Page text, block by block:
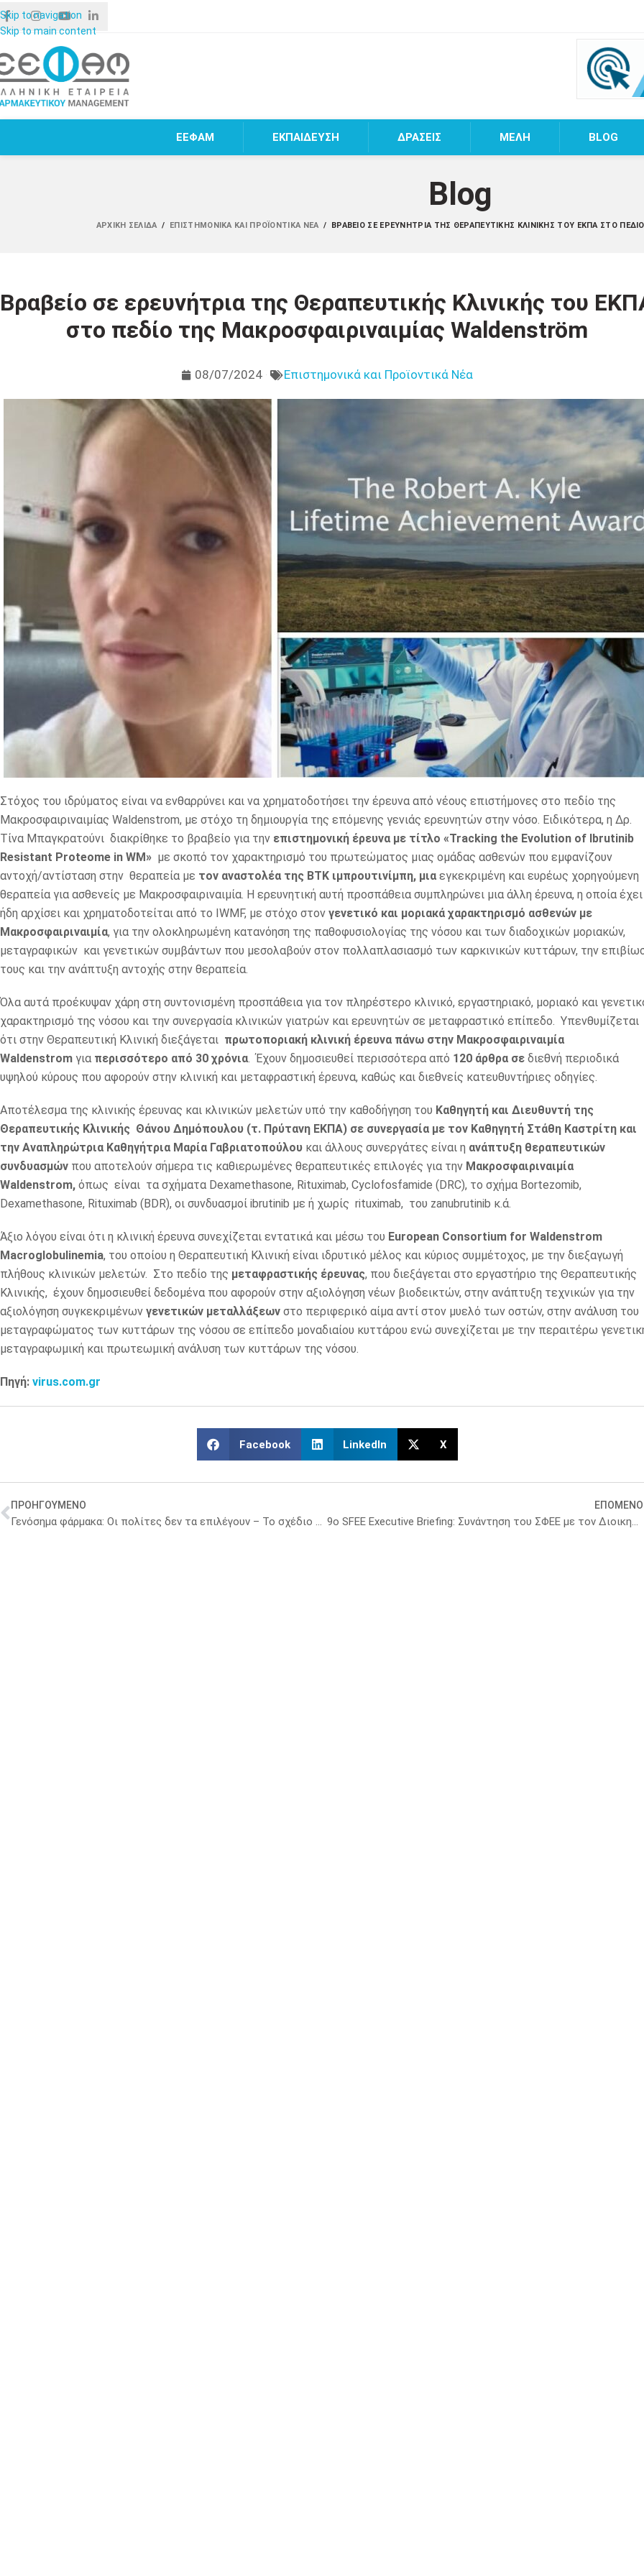
Skip to navigation
Skip to main content
ΕΕΦΑΜ ΕΚΠΑΙΔΕΥΣΗ ΔΡΑΣΕΙΣ MEΛΗ BLOG
Blog
ΑΡΧΙΚΉ ΣΕΛΊΔΑ / ΕΠΙΣΤΗΜΟΝΙΚΆ ΚΑΙ ΠΡΟΪΟΝΤΙΚΆ ΝΈΑ / ΒΡΑΒΕΊΟ ΣΕ ΕΡΕΥΝΉΤΡΙΑ ΤΗΣ ΘΕΡΑΠΕΥΤΙΚΉΣ ΚΛΙΝΙΚΉΣ ΤΟΥ ΕΚΠΑ ΣΤΟ
Βραβείο σε ερευνήτρια της Θεραπευτικής Κλινικής του
στο πεδίο της Μακροσφαιριναιμίας Waldenström
08/07/2024 Επιστημονικά και Προϊοντικά Νέα
Στόχος του ιδρύματος είναι να ενθαρρύνει και να χρηματοδοτήσει την έρευνα από νέους επιστήμονες στο πεδίο της
Μακροσφαιριναιμίας Waldenstrom, με στόχο τη δημιουργία της επόμενης γενιάς ερευνητών στην νόσο. Ειδικότερα, η Δρ.
Τίνα Μπαγκρατούνι διακρίθηκε το βραβείο για την επιστημονική έρευνα με τίτλο «Tracking the Evolution of Ibrutinib
Resistant Proteome in WM» με σκοπό τον χαρακτηρισμό του πρωτεώματος μιας ομάδας ασθενών που εμφανίζουν
αντοχή/αντίσταση στην θεραπεία με τον αναστολέα της BTK ιμπρουτινίμπη, μια εγκεκριμένη και ευρέως χορηγούμενη
θεραπεία για ασθενείς με Μακροσφαιριναιμία. Η ερευνητική αυτή προσπάθεια συμπληρώνει μια άλλη έρευνα, η οποία έχει
ήδη αρχίσει και χρηματοδοτείται από το IWMF, με στόχο στον γενετικό και μοριακά χαρακτηρισμό ασθενών με
Μακροσφαιριναιμία, για την ολοκληρωμένη κατανόηση της παθοφυσιολογίας της νόσου και των διαδοχικών μοριακών,
μεταγραφικών και γενετικών συμβάντων που μεσολαβούν στον πολλαπλασιασμό των καρκινικών κυττάρων, την
τους και την ανάπτυξη αντοχής στην θεραπεία.
Όλα αυτά προέκυψαν χάρη στη συντονισμένη προσπάθεια για τον πληρέστερο κλινικό, εργαστηριακό, μοριακό και
χαρακτηρισμό της νόσου και την συνεργασία κλινικών γιατρών και ερευνητών σε μεταφραστικό επίπεδο. Υπενθυμίζεται
ότι στην Θεραπευτική Κλινική διεξάγεται πρωτοποριακή κλινική έρευνα πάνω στην Μακροσφαιριναιμία
Waldenstrom για περισσότερο από 30 χρόνια. Έχουν δημοσιευθεί περισσότερα από 120 άρθρα σε διεθνή περιοδικά
υψηλού κύρους που αφορούν στην κλινική και μεταφραστική έρευνα, καθώς και διεθνείς κατευθυντήριες οδηγίες.
Αποτέλεσμα της κλινικής έρευνας και κλινικών μελετών υπό την καθοδήγηση του Καθηγητή και Διευθυντή της
Θεραπευτικής Κλινικής Θάνου Δημόπουλου (τ. Πρύτανη ΕΚΠΑ) σε συνεργασία με τον Καθηγητή Στάθη Καστρίτη και
την Αναπληρώτρια Καθηγήτρια Μαρία Γαβριατοπούλου και άλλους συνεργάτες είναι η ανάπτυξη θεραπευτικών
συνδυασμών που αποτελούν σήμερα τις καθιερωμένες θεραπευτικές επιλογές για την Μακροσφαιριναιμία
Waldenstrom, όπως είναι τα σχήματα Dexamethasone, Rituximab, Cyclofosfamide (DRC), το σχήμα Bortezomib,
Dexamethasone, Rituximab (BDR), οι συνδυασμοί ibrutinib με ή χωρίς rituximab, του zanubrutinib κ.ά.
Άξιο λόγου είναι ότι η κλινική έρευνα συνεχίζεται εντατικά και μέσω του European Consortium for Waldenstrom
Macroglobulinemia, του οποίου η Θεραπευτική Κλινική είναι ιδρυτικό μέλος και κύριος συμμέτοχος, με την διεξαγωγή
πλήθους κλινικών μελετών. Στο πεδίο της μεταφραστικής έρευνας, που διεξάγεται στο εργαστήριο της Θεραπευτικής
Κλινικής, έχουν δημοσιευθεί δεδομένα που αφορούν στην αξιολόγηση νέων βιοδεικτών, στην ανάπτυξη τεχνικών για την
αξιολόγηση συγκεκριμένων γενετικών μεταλλάξεων στο περιφερικό αίμα αντί στον μυελό των οστών, στην ανάλυση του
μεταγραφώματος των κυττάρων της νόσου σε επίπεδο μοναδιαίου κυττάρου ενώ συνεχίζεται με την περαιτέρω
μεταγραφωμική και πρωτεωμική ανάλυση των κυττάρων της νόσου.
Πηγή: virus.com.gr
Facebook LinkedIn X
ΠΡΟΗΓΟΥΜΕΝΟ
Γενόσημα φάρμακα: Οι πολίτες δεν τα επιλέγουν – Το σχέδιο του Υπουργείου Υγείας που θα αλλάξει την κατάσταση
ΕΠΟΜΕΝΟ
9ο SFEE Executive Briefing: Συνάντηση του ΣΦΕΕ με τον Διοικητή της Τράπεζας της Ελλάδος